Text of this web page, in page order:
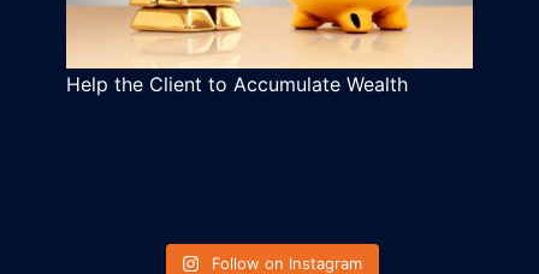
Help the Client to Accumulate Wealth
Follow on Instagram